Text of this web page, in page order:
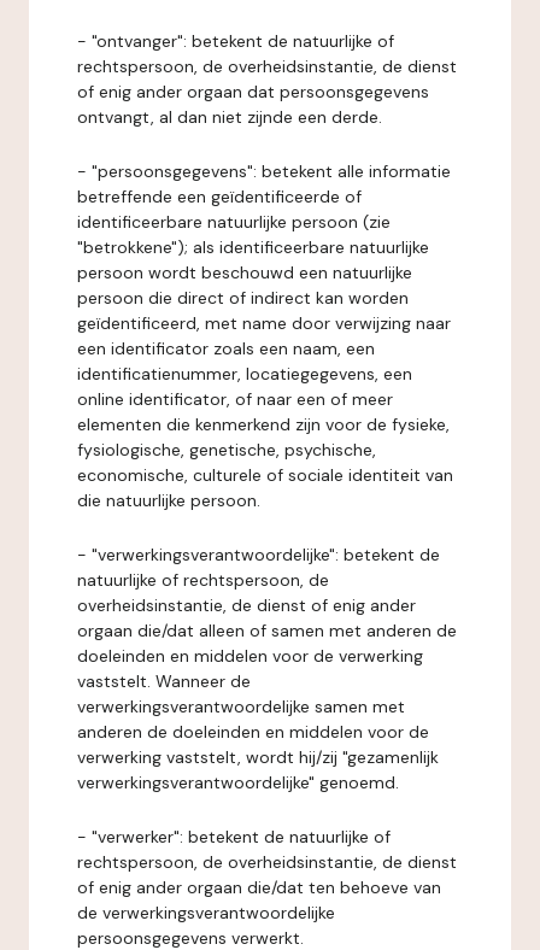
- "ontvanger": betekent de natuurlijke of
rechtspersoon, de overheidsinstantie, de dienst
of enig ander orgaan dat persoonsgegevens
ontvangt, al dan niet zijnde een derde.
- "persoonsgegevens": betekent alle informatie
betreffende een geïdentificeerde of
identificeerbare natuurlijke persoon (zie
"betrokkene"); als identificeerbare natuurlijke
persoon wordt beschouwd een natuurlijke
persoon die direct of indirect kan worden
geïdentificeerd, met name door verwijzing naar
een identificator zoals een naam, een
identificatienummer, locatiegegevens, een
online identificator, of naar een of meer
elementen die kenmerkend zijn voor de fysieke,
fysiologische, genetische, psychische,
economische, culturele of sociale identiteit van
die natuurlijke persoon.
- "verwerkingsverantwoordelijke": betekent de
natuurlijke of rechtspersoon, de
overheidsinstantie, de dienst of enig ander
orgaan die/dat alleen of samen met anderen de
doeleinden en middelen voor de verwerking
vaststelt. Wanneer de
verwerkingsverantwoordelijke samen met
anderen de doeleinden en middelen voor de
verwerking vaststelt, wordt hij/zij "gezamenlijk
verwerkingsverantwoordelijke" genoemd.
- "verwerker": betekent de natuurlijke of
rechtspersoon, de overheidsinstantie, de dienst
of enig ander orgaan die/dat ten behoeve van
de verwerkingsverantwoordelijke
persoonsgegevens verwerkt.